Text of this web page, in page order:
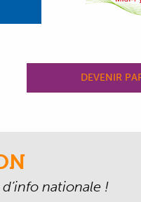
DEVENIR
nationale !